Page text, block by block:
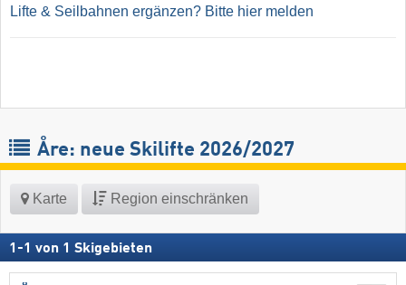
Lifte & Seilbahnen ergänzen? Bitte hier melden
Åre: neue Skilifte 2026/2027
Karte Region einschränken
1 -1 von 1 Skigebieten